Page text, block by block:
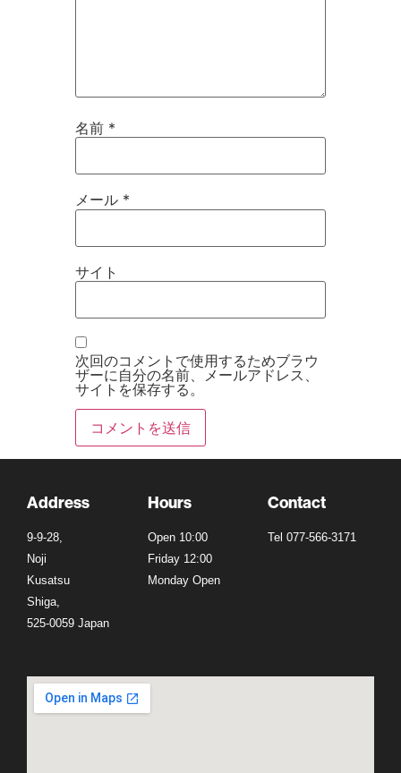
名前 *
メール *
サイト
次回のコメントで使用するためブラウ
ザーに自分の名前、メールアドレス、
サイトを保存する。
Address
9-9-28,
Noji
Kusatsu
Shiga,
525-0059 Japan
Hours
Open 10:00
Friday 12:00
Monday Open
Contact
Tel 077-566-3171